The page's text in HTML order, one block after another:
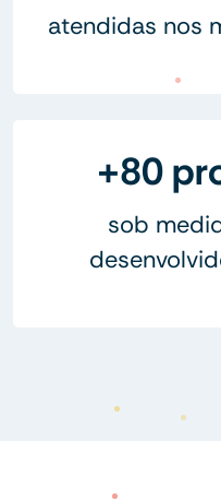
atendidas nos
+80
sob